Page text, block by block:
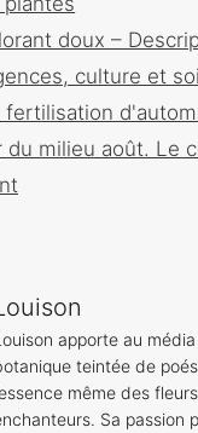
doux –
culture et
fertilisation
du milieu août. Le
apporte au
teintée de
même des
Sa passion